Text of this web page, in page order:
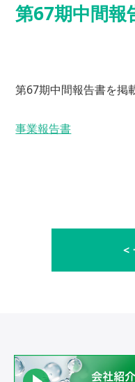
第67期中間報
第67期中間報告書を掲
事業報告書